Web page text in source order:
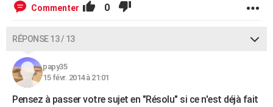
Commenter 0
RÉPONSE 13 / 13
papy35
15 févr. 2014 à 21:01
Pensez à passer votre sujet en "Résolu" si ce n'est déjà fait